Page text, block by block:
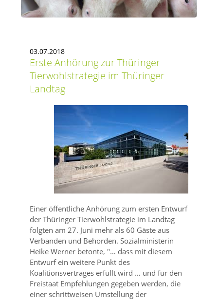
03.07.2018
Erste Anhörung zur Thüringer
Tierwohlstrategie im Thüringer
Landtag
Einer öffentliche Anhörung zum ersten Entwurf
der Thüringer Tierwohlstrategie im Landtag
folgten am 27. Juni mehr als 60 Gäste aus
Verbänden und Behörden. Sozialministerin
Heike Werner betonte, … dass mit diesem
Entwurf ein weitere Punkt des
Koalitionsvertrages erfüllt wird … und für den
Freistaat Empfehlungen gegeben werden, die
einer schrittweisen Umstellung der